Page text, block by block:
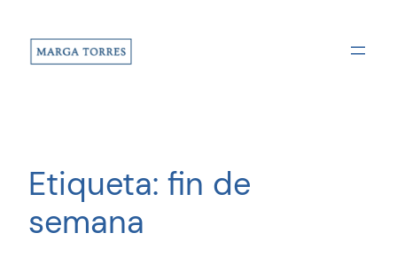
contenido
Etiqueta: fin de
semana